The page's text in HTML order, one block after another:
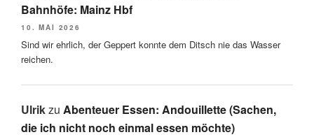
Bahnhöfe: Mainz Hbf
10. MAI 2026
Sind wir ehrlich, der Geppert konnte dem Ditsch nie das Wasser
reichen.
Ulrikzu Abenteuer Essen: Andouillette (Sachen,
die ich nicht noch einmal essen möchte)